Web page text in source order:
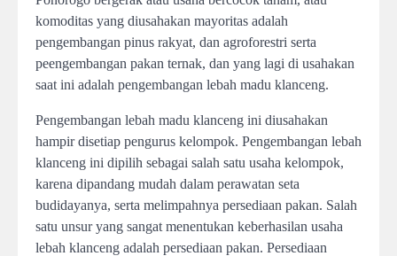
komoditas yang diusahakan mayoritas adalah
pengembangan pinus rakyat, dan agroforestri serta
peengembangan pakan ternak, dan yang lagi di usahakan
saat ini adalah pengembangan lebah madu klanceng.
Pengembangan lebah madu klanceng ini diusahakan
hampir disetiap pengurus kelompok. Pengembangan lebah
klanceng ini dipilih sebagai salah satu usaha kelompok,
karena dipandang mudah dalam perawatan seta
budidayanya, serta melimpahnya persediaan pakan. Salah
satu unsur yang sangat menentukan keberhasilan usaha
lebah klanceng adalah persediaan pakan. Persediaan